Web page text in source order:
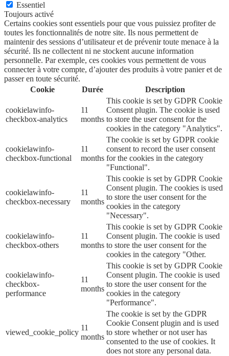
Essentiel
Toujours activé
Certains cookies sont essentiels pour que vous puissiez profiter de
toutes les fonctionnalités de notre site. Ils nous permettent de
maintenir des sessions d’utilisateur et de prévenir toute menace à la
sécurité. Ils ne collectent ni ne stockent aucune information
personnelle. Par exemple, ces cookies vous permettent de vous
connecter à votre compte, d’ajouter des produits à votre panier et de
passer en toute sécurité.
Cookie
Durée Description
cookielawinfo-
checkbox-analytics
11
months
This cookie is set by GDPR Cookie
Consent plugin. The cookie is used
to store the user consent for the
cookies in the category "Analytics".
cookielawinfo-
checkbox-functional
11
months
The cookie is set by GDPR cookie
consent to record the user consent
for the cookies in the category
"Functional".
cookielawinfo-
checkbox-necessary
11
months
This cookie is set by GDPR Cookie
Consent plugin. The cookies is used
to store the user consent for the
cookies in the category
"Necessary".
cookielawinfo-
checkbox-others
11
months
This cookie is set by GDPR Cookie
Consent plugin. The cookie is used
to store the user consent for the
cookies in the category "Other.
cookielawinfo-
checkbox-
performance
11
months
This cookie is set by GDPR Cookie
Consent plugin. The cookie is used
to store the user consent for the
cookies in the category
"Performance".
viewed_cookie_policy
11
months
The cookie is set by the GDPR
Cookie Consent plugin and is used
to store whether or not user has
consented to the use of cookies. It
does not store any personal data.